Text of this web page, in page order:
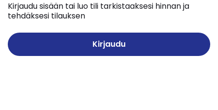
Kirjaudu sisään tai luo tili tarkistaaksesi hinnan ja
tehdäksesi tilauksen
Kirjaudu